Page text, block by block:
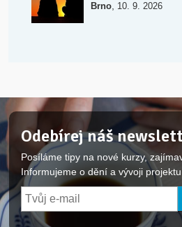
Brno, 10. 9. 2026
Odebírej náš
Posíláme tipy na nové kurzy,
Informujeme o dění a vývoji projektu